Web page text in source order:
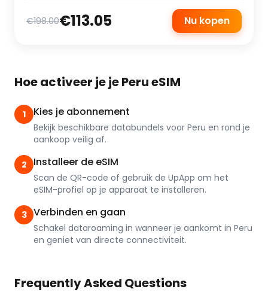
€198.00€113.05 Nu kopen
Hoe activeer je je Peru eSIM
1 Kies je abonnement
Bekijk beschikbare databundels voor Peru en rond je
aankoop veilig af.
2 Installeer de eSIM
Scan de QR-code of gebruik de UpApp om het
eSIM-profiel op je apparaat te installeren.
3 Verbinden en gaan
Schakel dataroaming in wanneer je aankomt in Peru
en geniet van directe connectiviteit.
Frequently Asked Questions